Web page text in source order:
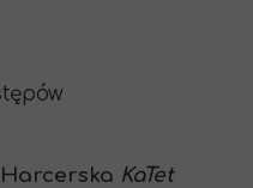
KaTet